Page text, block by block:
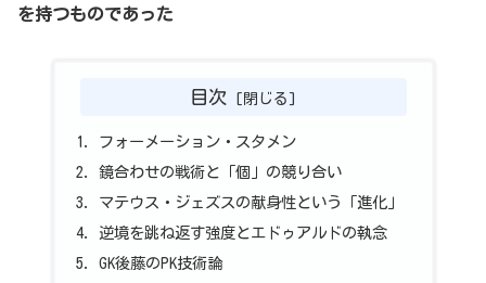
を持つものであった
目次
フォーメーション・スタメン
鏡合わせの戦術と「個」の競り合い
マテウス・ジェズスの献身性という「進化」
逆境を跳ね返す強度とエドゥアルドの執念
GK後藤のPK技術論